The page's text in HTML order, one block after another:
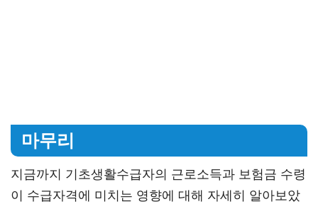
마무리
지금까지 기초생활수급자의 근로소득과 보험금 수령
이 수급자격에 미치는 영향에 대해 자세히 알아보았